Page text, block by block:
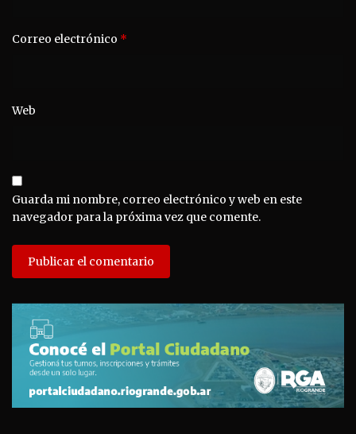
Correo electrónico *
Web
Guarda mi nombre, correo electrónico y web en este
navegador para la próxima vez que comente.